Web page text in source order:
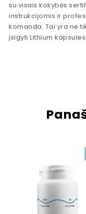
su visais kokybės
instrukcijomis ir
komanda. Tai yra ne
įsigyti Lithium